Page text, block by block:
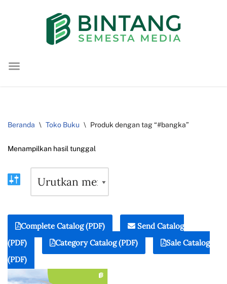
konten
Beranda \ Toko Buku \ Produk dengan tag “#bangka”
Menampilkan hasil tunggal
Complete Catalog (PDF)
Send Catalog
(PDF)
Category Catalog (PDF)
Sale Catalog
(PDF)